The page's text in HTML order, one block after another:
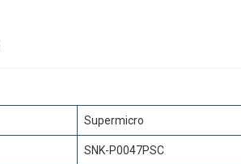
Supermicro
SNK-P0047PSC